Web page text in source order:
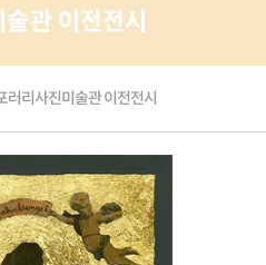
관 이전전시
리사진미술관 이전전시